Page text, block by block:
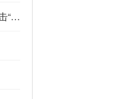
1准备数据在MT4中，右键点击“账户历史” → 选择“保存为详细户口结单” → 保存为一个HTML文件。用Excel打开这个HTML文件，或者打开它并复制全部内容，粘贴到一个空白Excel工作表中。2使用你的.xlsm文件打开你已经保存好的“MT4报表合并神器.xlsm”文件。将上一步中未处理的两行数据，复制并粘贴到这个.xlsm文件的第一个工作表中。3运行宏在Excel中，按快捷键 Alt + F8 打开“宏”对话框。选择名为 MergeMT4Statement_Ultimate 的宏，然后点击“执行”或“运行”。4完成宏运行后，你会发现原本错位成两行的数据，已经自动合并成一行了。